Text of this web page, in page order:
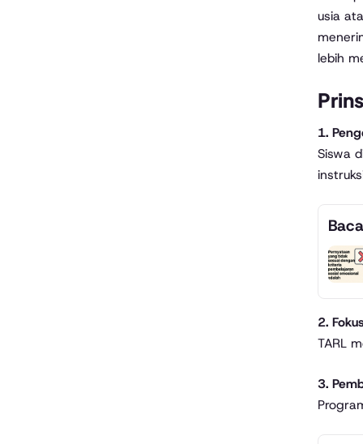
usia
lebih
1.
Siswa
2.
TARL
3.